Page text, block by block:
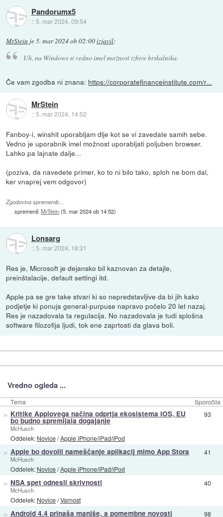
Pandorumx5
:: 5. mar 2024, 09:54
MrStein je5. mar 2024 ob 02:00izjavil:
Uh, na Windows si vedno imel možnost izbire brskalnika.
Če vam zgodba ni znana: https://corporatefinanceinstitute.com/r...
MrStein
::5. mar 2024, 14:52
Fanboy-i, winshit uporabljam dlje kot se vi zavedate samih sebe.
Vedno je uporabnik imel možnost uporabljati poljuben browser.
Lahko pa lajnate dalje...
(poziva, da navedete primer, ko to ni bilo tako, sploh ne bom dal,
ker vnaprej vem odgovor)
Zgodovina sprememb…
spremenil:MrStein(5. mar 2024 ob 14:52)
Lonsarg
:: 5. mar 2024, 18:31
Res je, Microsoft je dejansko bil kaznovan za detajle,
preinštalacije, default settingi itd.
Apple pa se gre take stvari ki so nepredstavljive da bi jih kako
podjetje ki ponuja general-purpuse napravo počelo 20 let nazaj.
Res je nazadovala ta regulacija. No nazadovala je tudi splošna
software filozofija ljudi, tok ene zaprtosti da glava boli.
Vredno ogleda ...
Tema Sporočila
» Kritike Applovega načina odprtja ekosistema iOS, EU
bo budno spremljala dogajanje
McHusch
Oddelek: Novice/Apple iPhone/iPad/iPod
93
» Apple bo dovolil nameščanje aplikacij mimo App Stora
McHusch
Oddelek: Novice/Apple iPhone/iPad/iPod
41
» NSA spet odnesli skrivnosti
McHusch
Oddelek: Novice/Varnost
40
» Android 4.4 prinaša manjše, a pomembne novosti 98